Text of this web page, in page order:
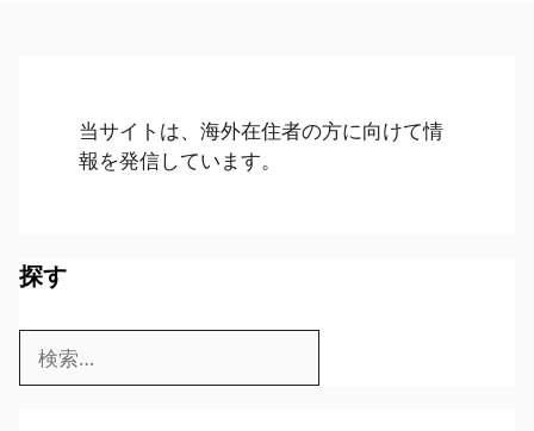
当サイトは、海外在住者の方に向けて情
報を発信しています。
探す
索: